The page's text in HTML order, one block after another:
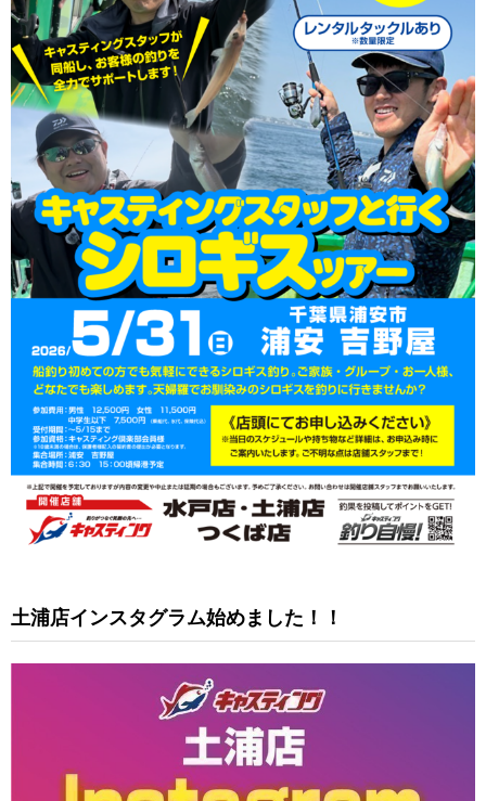
土浦店インスタグラム始めました！！